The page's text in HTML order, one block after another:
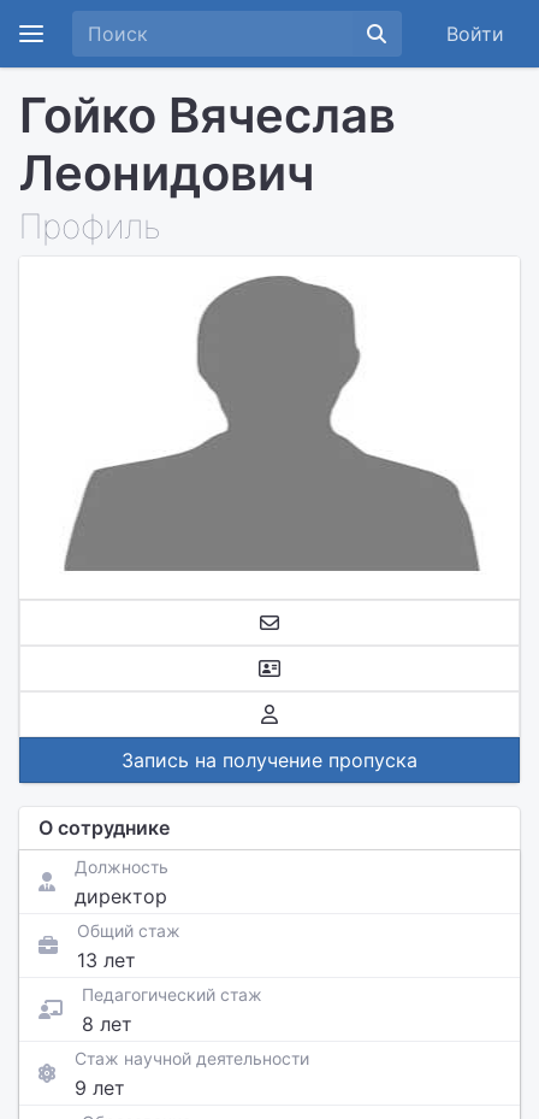
Войти
Гойко Вячеслав
Леонидович
Профиль
Запись на получение пропуска
О сотруднике
Должность
директор
Общий стаж
13 лет
Педагогический стаж
8 лет
Стаж научной деятельности
9 лет